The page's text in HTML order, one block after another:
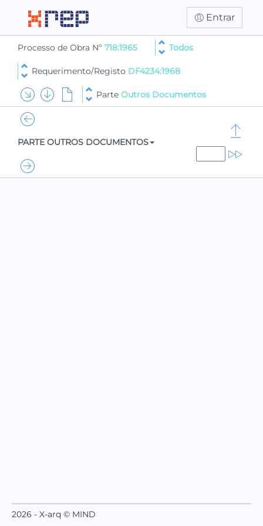
Entrar
Processo de Obra Nº 718:1965 Todos
Requerimento/Registo DF4234:1968
Parte Outros Documentos
PARTE OUTROS DOCUMENTOS
2026 - X-arq © MIND